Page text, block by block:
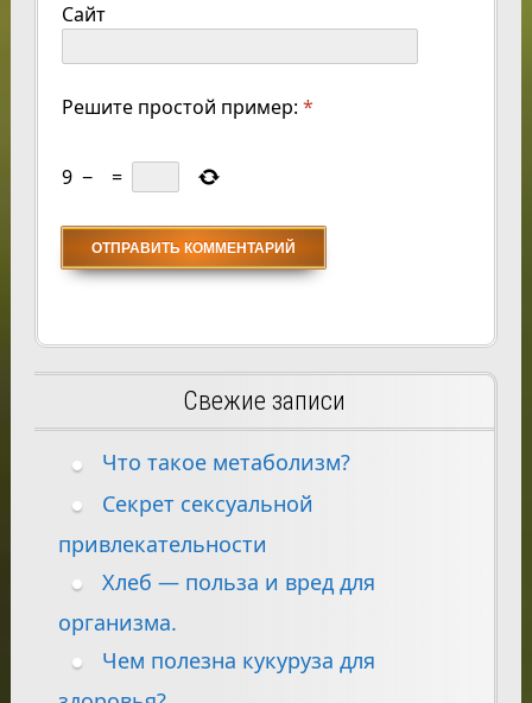
Сайт
Решите простой пример: *
9 − =
Свежие записи
Что такое метаболизм?
Секрет сексуальной
привлекательности
Хлеб — польза и вред для
организма.
Чем полезна кукуруза для